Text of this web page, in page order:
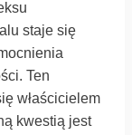
staje się
Ten
właścicielem
kwestią jest